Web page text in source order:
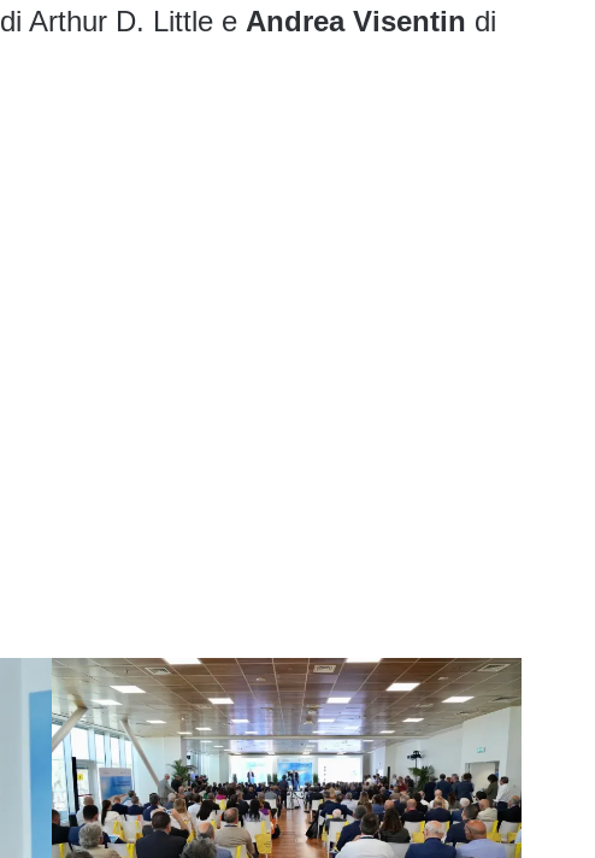
di Arthur D. Little e Andrea Visentin di